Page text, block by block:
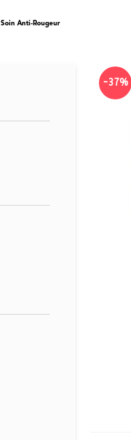
Soin Anti-Rougeur
-37%